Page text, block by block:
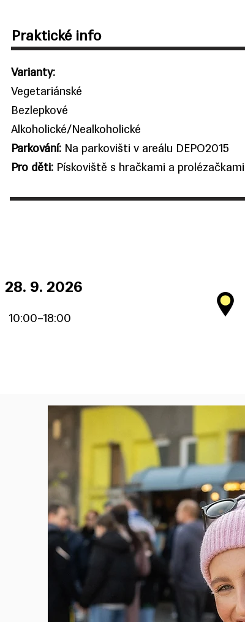
Praktické info
Varianty:
Vegetariánské
Bezlepkové
Alkoholické/Nealkoholické
Parkování: Na parkovišti v areálu DEPO2015
Pro děti: Pískoviště s hračkami a prolézačkami
28. 9. 2026
10:00–18:00